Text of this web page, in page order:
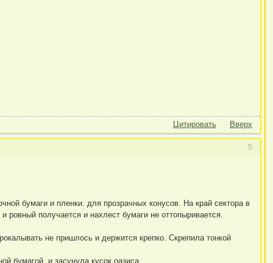
Цитировать Вверх
5
бумаги и пленки. для прозрачных конусов. На край сектора в
ровный получается и нахлест бумаги не оттопыривается.
не пришлось и держится крепко. Скрепила тонкой
бумагой, и засунула кусок оазиса.